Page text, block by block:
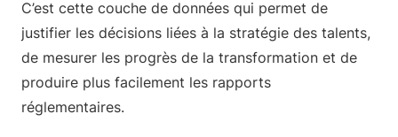
C’est cette couche de données qui permet de
justifier les décisions liées à la stratégie des talents,
de mesurer les progrès de la transformation et de
produire plus facilement les rapports
réglementaires.